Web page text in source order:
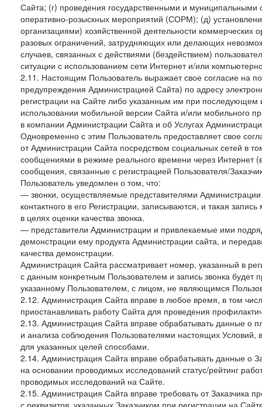
Сайта; (г) проведения государственными и
оперативно-розыскных мероприятий (СОРМ); (д)
организациями) хозяйственной деятельности коммерческих
разовых ограничений, затрудняющих или делающих
случаев, связанных с действиями (бездействием)
ситуации с использованием сети Интернет и/или
2.11. Настоящим Пользователь выражает свое согласие на
предупреждения Администрацией Сайта) по адресу
регистрации на Сайте либо указанным им при
использовании мобильной версии Сайта и/или мобильного
в компании Администрации Сайта и об Услугах
Одновременно с этим Пользователь предоставляет свое
от Администрации Сайта посредством социальных сетей в
сообщениями в режиме реального времени через Интернет
сообщения, связанные с регистрацией Пользователя/
Пользователь уведомлен о том, что:
— звонки, осуществляемые представителями
контактного в его Регистрации, записываются, и такая
в целях оценки качества звонка.
— представители Администрации и привлекаемые ими
демонстрации ему продукта Администрации сайта, и
качества демонстрации.
Администрация Сайта рассматривает номер, указанный в
с данным конкретным Пользователем и запись звонка будет
указанному Пользователем, с лицом, не являющимся
2.12. Администрация Сайта вправе в любое время, в том
приостанавливать работу Сайта для проведения
2.13. Администрация Сайта вправе обрабатывать данные о
и анализа соблюдения Пользователями настоящих
для указанных целей способами.
2.14. Администрация Сайта вправе обрабатывать данные о
на основании проводимых исследований статус/рейтинг
проводимых исследований на Сайте.
2.15. Администрация Сайта вправе требовать от Заказчика
с реквизитов, указанных Заказчиком при регистрации на